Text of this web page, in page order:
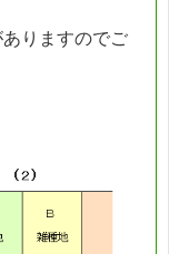
りますのでご